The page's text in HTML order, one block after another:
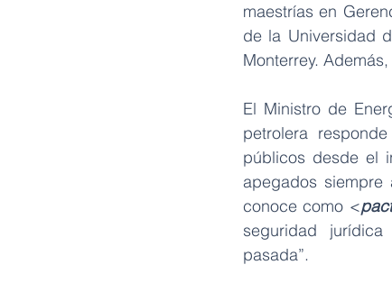
maestrías en
de la Universidad
Monterrey.
El Ministro de
petrolera
públicos desde el
apegados
conoce como <
seguridad
pasada”.